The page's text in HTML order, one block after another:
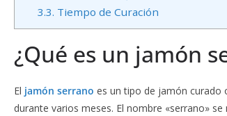
3.3. Tiempo de Curación
¿Qué es un jamón
El jamón serrano es un tipo de jamón curado
durante varios meses. El nombre «serrano»